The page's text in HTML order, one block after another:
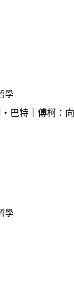
學
巴特｜傅柯：
學